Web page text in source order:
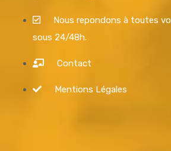
Nous repondons à toutes
sous 24/48h.
Contact
Mentions Légales